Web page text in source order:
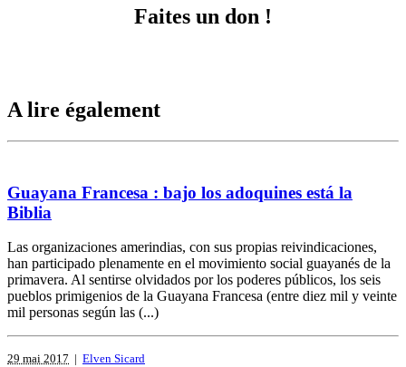
Faites un don !
A lire également
Guayana Francesa : bajo los adoquines está la
Biblia
Las organizaciones amerindias, con sus propias reivindicaciones,
han participado plenamente en el movimiento social guayanés de la
primavera. Al sentirse olvidados por los poderes públicos, los seis
pueblos primigenios de la Guayana Francesa (entre diez mil y veinte
mil personas según las (...)
29 mai 2017 | Elven Sicard